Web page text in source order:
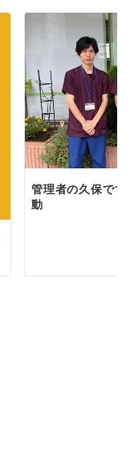
管理者の久保で
動